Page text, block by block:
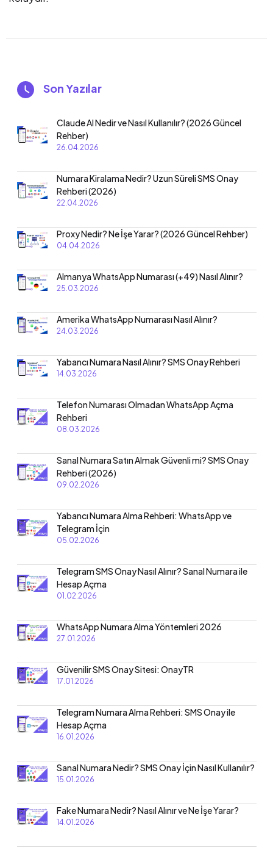
Son Yazılar
Claude AI Nedir ve Nasıl Kullanılır? (2026 Güncel
Rehber)
26.04.2026
Numara Kiralama Nedir? Uzun Süreli SMS Onay
Rehberi (2026)
22.04.2026
Proxy Nedir? Ne İşe Yarar? (2026 Güncel Rehber)
04.04.2026
Almanya WhatsApp Numarası (+49) Nasıl Alınır?
25.03.2026
Amerika WhatsApp Numarası Nasıl Alınır?
24.03.2026
Yabancı Numara Nasıl Alınır? SMS Onay Rehberi
14.03.2026
Telefon Numarası Olmadan WhatsApp Açma
Rehberi
08.03.2026
Sanal Numara Satın Almak Güvenli mi? SMS Onay
Rehberi (2026)
09.02.2026
Yabancı Numara Alma Rehberi: WhatsApp ve
Telegram İçin
05.02.2026
Telegram SMS Onay Nasıl Alınır? Sanal Numara ile
Hesap Açma
01.02.2026
WhatsApp Numara Alma Yöntemleri 2026
27.01.2026
Güvenilir SMS Onay Sitesi: OnayTR
17.01.2026
Telegram Numara Alma Rehberi: SMS Onay ile
Hesap Açma
16.01.2026
Sanal Numara Nedir? SMS Onay İçin Nasıl Kullanılır?
15.01.2026
Fake Numara Nedir? Nasıl Alınır ve Ne İşe Yarar?
14.01.2026